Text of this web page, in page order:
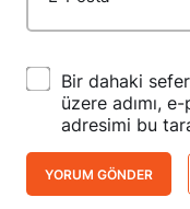
Bir dahaki
üzere adımı,
adresimi bu
YORUM GÖNDER